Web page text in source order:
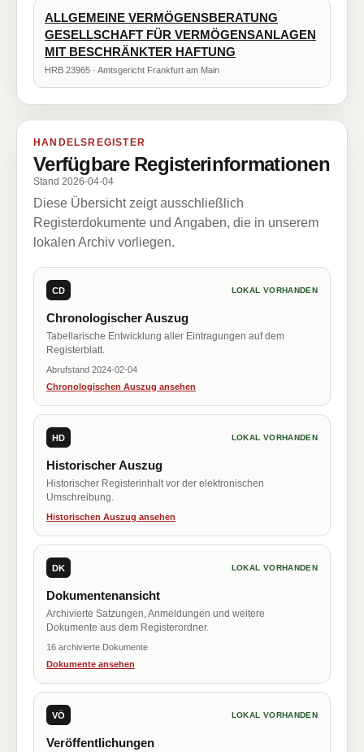
ALLGEMEINE VERMÖGENSBERATUNG
GESELLSCHAFT FÜR VERMÖGENSANLAGEN
MIT BESCHRÄNKTER HAFTUNG
HRB 23965 · Amtsgericht Frankfurt am Main
HANDELSREGISTER
Verfügbare Registerinformationen
Stand 2026-04-04
Diese Übersicht zeigt ausschließlich
Registerdokumente und Angaben, die in unserem
lokalen Archiv vorliegen.
CD LOKAL VORHANDEN
Chronologischer Auszug
Tabellarische Entwicklung aller Eintragungen auf dem
Registerblatt.
Abrufstand 2024-02-04
Chronologischen Auszug ansehen
HD LOKAL VORHANDEN
Historischer Auszug
Historischer Registerinhalt vor der elektronischen
Umschreibung.
Historischen Auszug ansehen
DK LOKAL VORHANDEN
Dokumentenansicht
Archivierte Satzungen, Anmeldungen und weitere
Dokumente aus dem Registerordner.
16 archivierte Dokumente
Dokumente ansehen
VÖ LOKAL VORHANDEN
Veröffentlichungen